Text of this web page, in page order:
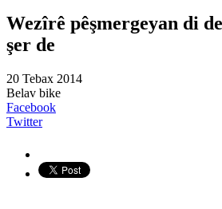
Wezîrê pêşmergeyan di
şer de
20 Tebax 2014
Belav bike
Facebook
Twitter